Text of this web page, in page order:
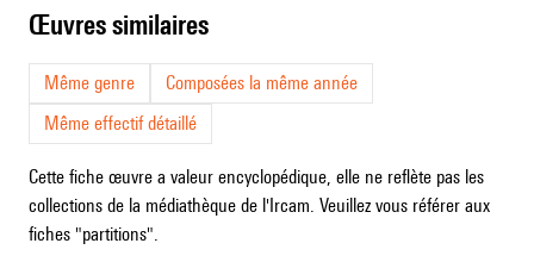
œuvres similaires
Même genre
Composées la même année
Même effectif détaillé
Cette fiche œuvre a valeur encyclopédique, elle ne reflète pas les
collections de la médiathèque de l'Ircam. Veuillez vous référer aux
fiches "partitions".